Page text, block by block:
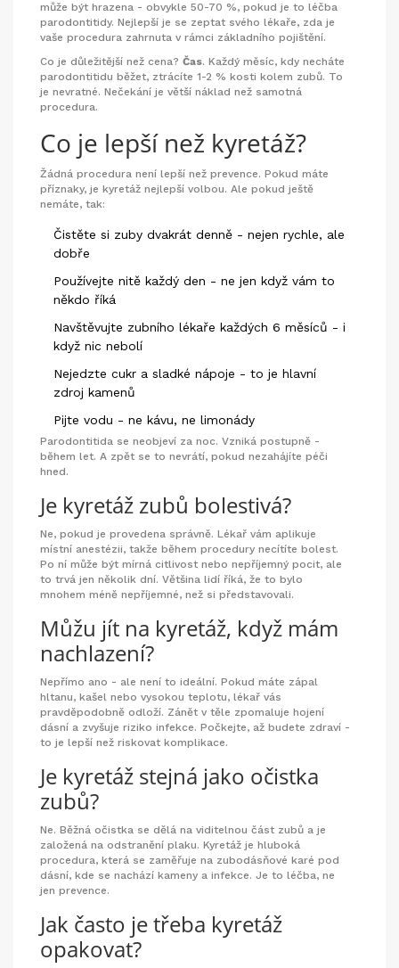
může být hrazena - obvykle 50-70 %, pokud je to léčba
parodontitidy. Nejlepší je se zeptat svého lékaře, zda je
vaše procedura zahrnuta v rámci základního pojištění.
Co je důležitější než cena? Čas. Každý měsíc, kdy necháte
parodontitidu běžet, ztrácíte 1-2 % kosti kolem zubů. To
je nevratné. Nečekání je větší náklad než samotná
procedura.
Co je lepší než kyretáž?
Žádná procedura není lepší než prevence. Pokud máte
příznaky, je kyretáž nejlepší volbou. Ale pokud ještě
nemáte, tak:
Čistěte si zuby dvakrát denně - nejen rychle, ale
dobře
Používejte nitě každý den - ne jen když vám to
někdo říká
Navštěvujte zubního lékaře každých 6 měsíců - i
když nic nebolí
Nejedzte cukr a sladké nápoje - to je hlavní
zdroj kamenů
Pijte vodu - ne kávu, ne limonády
Parodontitida se neobjeví za noc. Vzniká postupně -
během let. A zpět se to nevrátí, pokud nezahájíte péči
hned.
Je kyretáž zubů bolestivá?
Ne, pokud je provedena správně. Lékař vám aplikuje
místní anestézii, takže během procedury necítíte bolest.
Po ní může být mírná citlivost nebo nepříjemný pocit, ale
to trvá jen několik dní. Většina lidí říká, že to bylo
mnohem méně nepříjemné, než si představovali.
Můžu jít na kyretáž, když mám
nachlazení?
Nepřímo ano - ale není to ideální. Pokud máte zápal
hltanu, kašel nebo vysokou teplotu, lékař vás
pravděpodobně odloží. Zánět v těle zpomaluje hojení
dásní a zvyšuje riziko infekce. Počkejte, až budete zdraví -
to je lepší než riskovat komplikace.
Je kyretáž stejná jako očistka
zubů?
Ne. Běžná očistka se dělá na viditelnou část zubů a je
založená na odstranění plaku. Kyretáž je hluboká
procedura, která se zaměřuje na zubodásňové karé pod
dásní, kde se nachází kameny a infekce. Je to léčba, ne
jen prevence.
Jak často je třeba kyretáž
opakovat?